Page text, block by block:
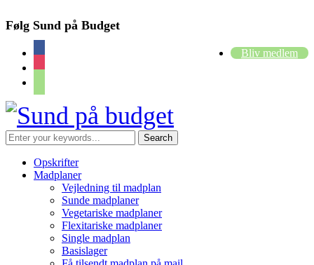
Følg Sund på Budget
Bliv medlem
Opskrifter
Madplaner
Vejledning til madplan
Sunde madplaner
Vegetariske madplaner
Flexitariske madplaner
Single madplan
Basislager